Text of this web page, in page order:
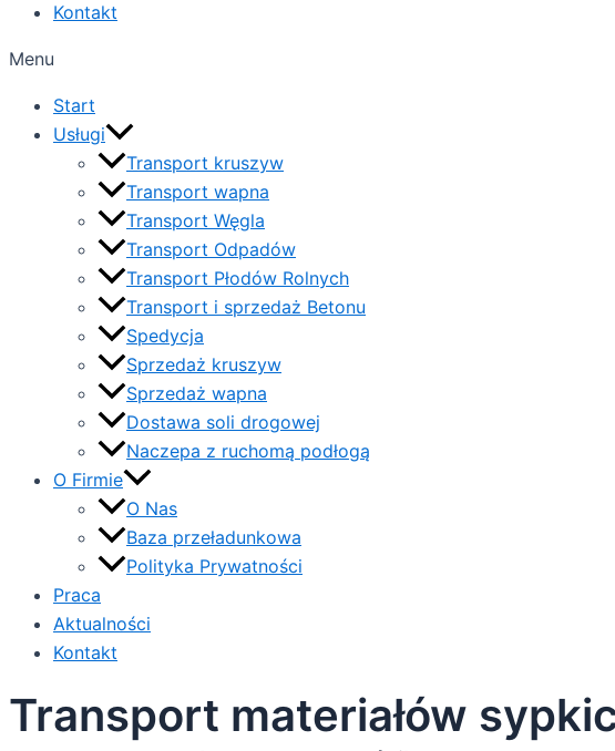
Kontakt
Menu
Start
Usługi
Transport kruszyw
Transport wapna
Transport Węgla
Transport Odpadów
Transport Płodów Rolnych
Transport i sprzedaż Betonu
Spedycja
Sprzedaż kruszyw
Sprzedaż wapna
Dostawa soli drogowej
Naczepa z ruchomą podłogą
O Firmie
O Nas
Baza przeładunkowa
Polityka Prywatności
Praca
Aktualności
Kontakt
Transport materiałów